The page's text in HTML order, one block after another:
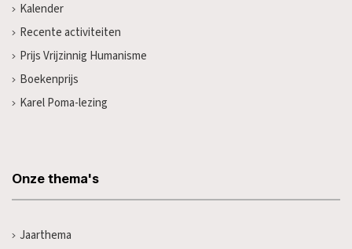
Kalender
Recente activiteiten
Prijs Vrijzinnig Humanisme
Boekenprijs
Karel Poma-lezing
Onze thema's
Jaarthema